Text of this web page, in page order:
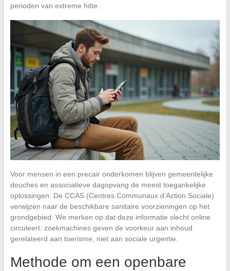
perioden van extreme hitte.
Voor mensen in een precair onderkomen blijven gemeentelijke
douches en associatieve dagopvang de meest toegankelijke
oplossingen. De CCAS (Centres Communaux d’Action Sociale)
verwijzen naar de beschikbare sanitaire voorzieningen op het
grondgebied. We merken op dat deze informatie slecht online
circuleert: zoekmachines geven de voorkeur aan inhoud
gerelateerd aan toerisme, niet aan sociale urgentie.
Methode om een openbare